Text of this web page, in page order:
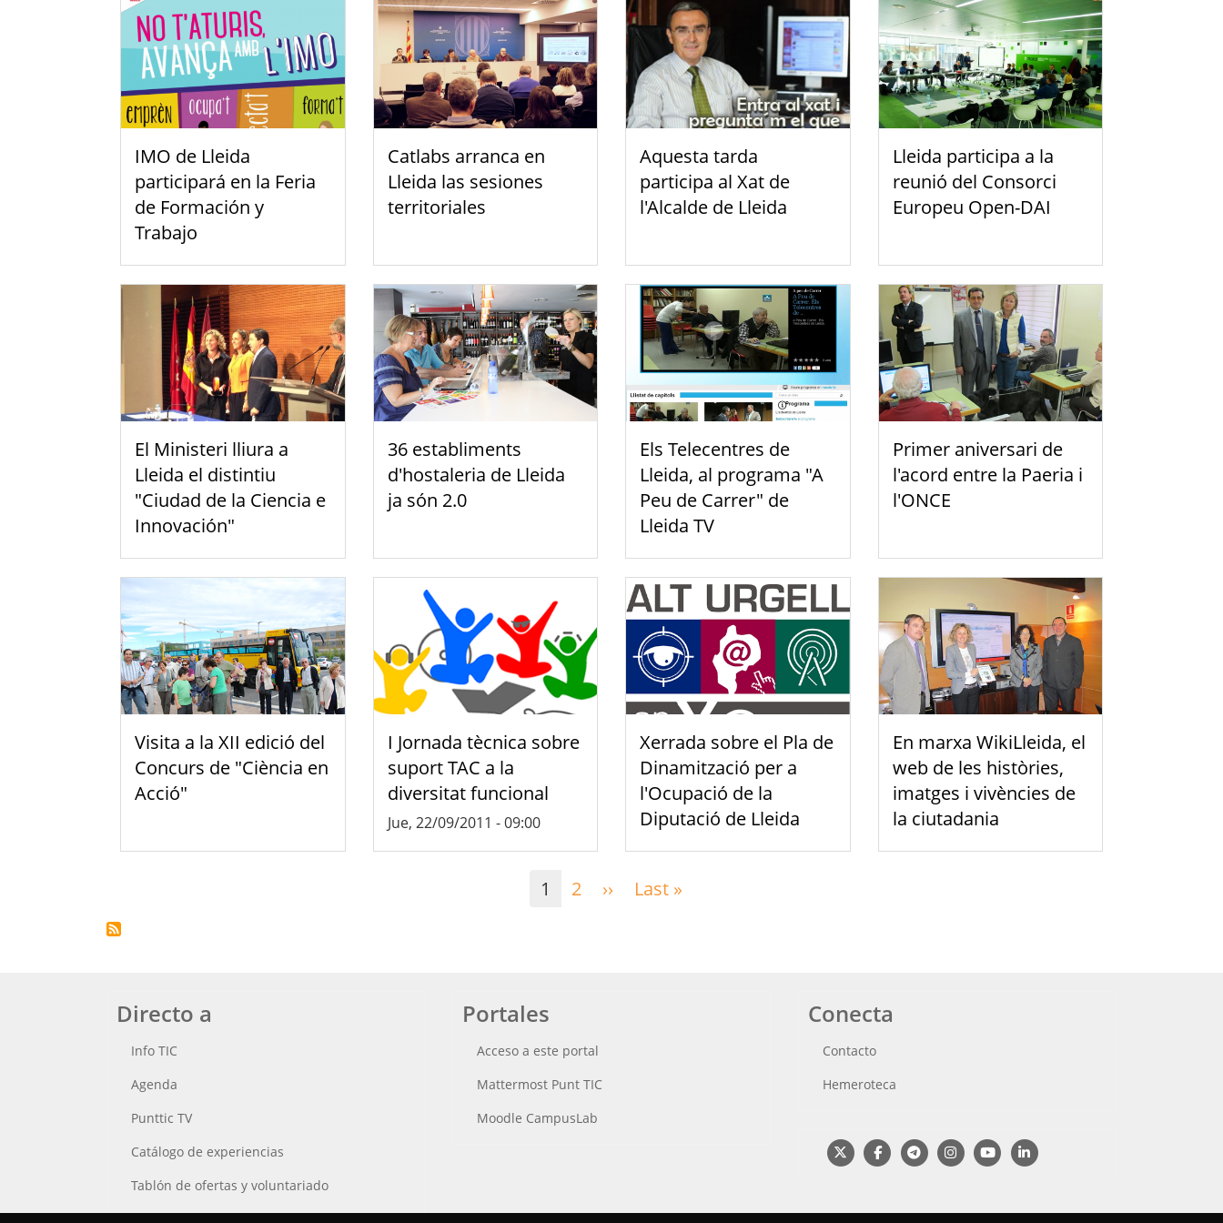
IMO de Lleida
participará en la Feria
de Formación y
Trabajo
Catlabs arranca en
Lleida las sesiones
territoriales
Aquesta tarda
participa al Xat de
l'Alcalde de Lleida
Lleida participa a la
reunió del Consorci
Europeu Open-DAI
El Ministeri lliura a
Lleida el distintiu
"Ciudad de la Ciencia e
Innovación"
36 establiments
d'hostaleria de Lleida
ja són 2.0
Els Telecentres de
Lleida, al programa "A
Peu de Carrer" de
Lleida TV
Primer aniversari de
l'acord entre la Paeria i
l'ONCE
Visita a la XII edició del
Concurs de "Ciència en
Acció"
I Jornada tècnica sobre
suport TAC a la
diversitat funcional
Jue, 22/09/2011 - 09:00
Xerrada sobre el Pla de
Dinamització per a
l'Ocupació de la
Diputació de Lleida
En marxa WikiLleida, el
web de les històries,
imatges i vivències de
la ciutadania
1 2 ›› Siguiente
Last »
Directo a
Info TIC
Agenda
Punttic TV
Catálogo de experiencias
Tablón de ofertas y voluntariado
Busca tu Punt TIC
Portales
Acceso a este portal
Mattermost Punt TIC
Moodle CampusLab
Conecta
Contacto
Hemeroteca